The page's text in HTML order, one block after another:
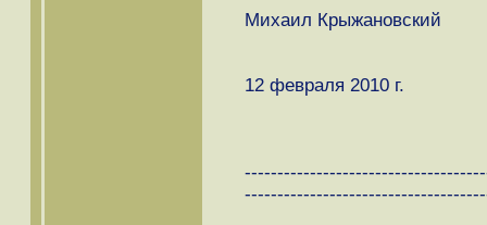
Михаил Крыжановский
12 февраля 2010 г.